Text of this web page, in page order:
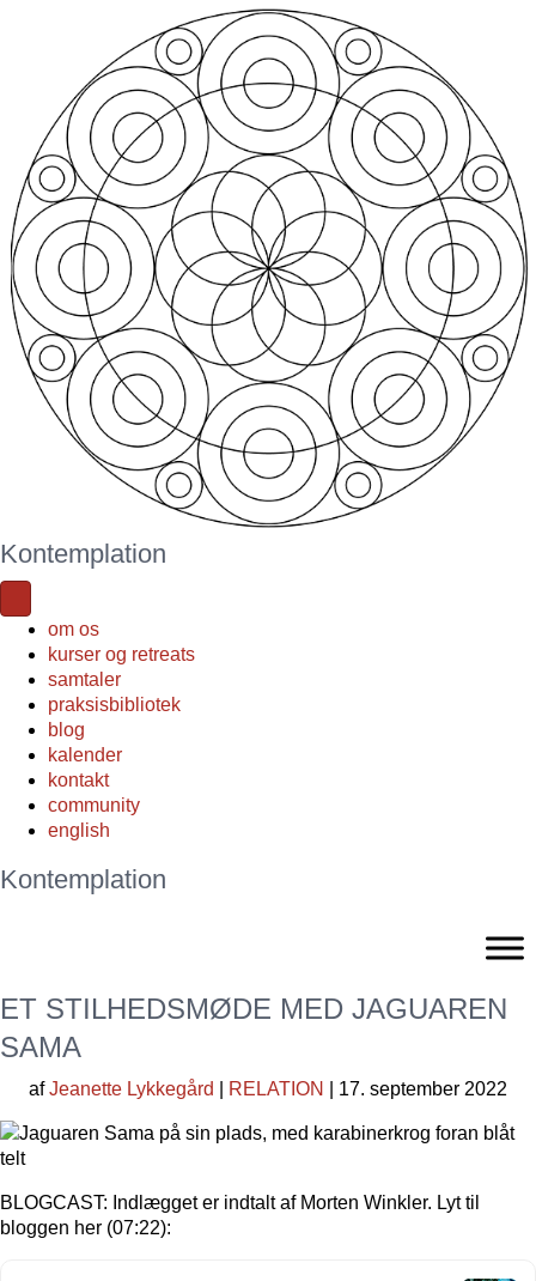
Kontemplation
om os
kurser og retreats
samtaler
praksisbibliotek
blog
kalender
kontakt
community
english
Kontemplation
ET STILHEDSMØDE MED JAGUAREN
SAMA
afJeanette Lykkegård RELATION | 17. september 2022
BLOGCAST: Indlægget er indtalt af Morten Winkler. Lyt til
bloggen her (07:22):